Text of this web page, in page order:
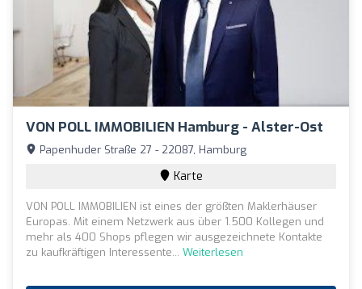
VON POLL IMMOBILIEN Hamburg - Alster-Ost
Papenhuder Straße 27 - 22087, Hamburg
Karte
VON POLL IMMOBILIEN ist eines der größten Maklerhäuser
Europas. Mit einem Netzwerk aus über 1.500 Kollegen und
mehr als 400 Shops pflegen wir ausgezeichnete Kontakte
zu kaufkräftigen Interessente... Weiterlesen